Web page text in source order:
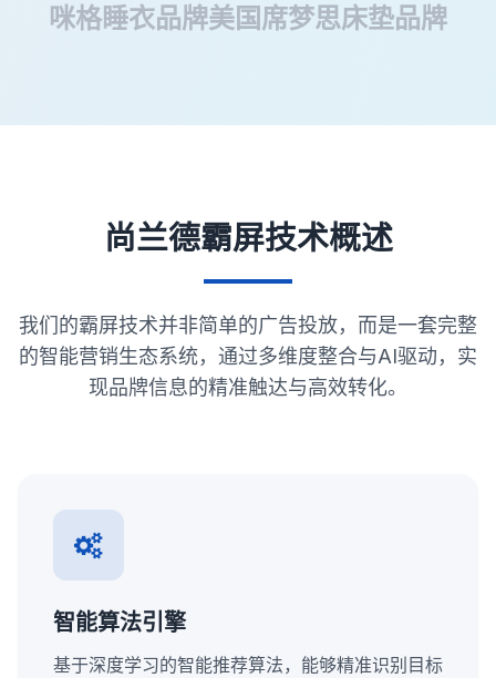
咪格睡衣品牌美国席梦思床垫品牌
尚兰德霸屏技术概述
我们的霸屏技术并非简单的广告投放，而是一套完整
的智能营销生态系统，通过多维度整合与AI驱动，实
现品牌信息的精准触达与高效转化。
智能算法引擎
基于深度学习的智能推荐算法，能够精准识别目标